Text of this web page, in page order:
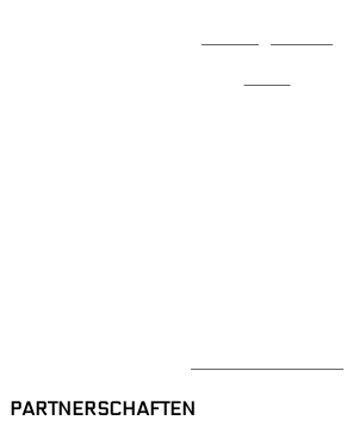
PARTNERSCHAFTEN